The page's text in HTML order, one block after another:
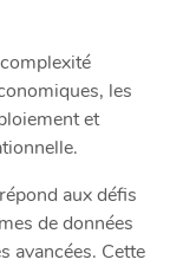
les
et
aux défis
de données
avancées. Cette